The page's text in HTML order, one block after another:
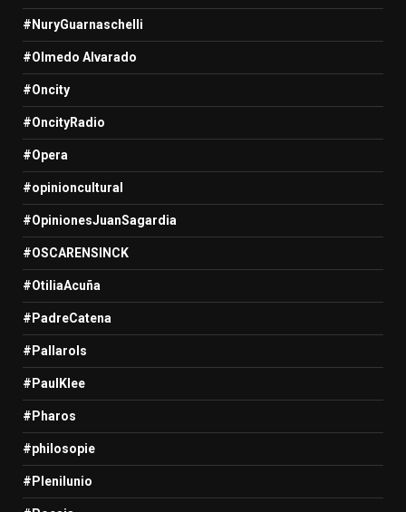
#NuryGuarnaschelli
#Olmedo Alvarado
#Oncity
#OncityRadio
#Opera
#opinioncultural
#OpinionesJuanSagardia
#OSCARENSINCK
#OtiliaAcuña
#PadreCatena
#Pallarols
#PaulKlee
#Pharos
#philosopie
#Plenilunio